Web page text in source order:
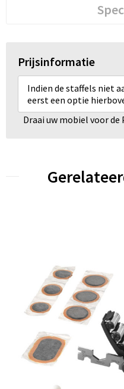
Prijsinformatie
Indien de staffels niet
eerst een optie
Draai uw mobiel voor